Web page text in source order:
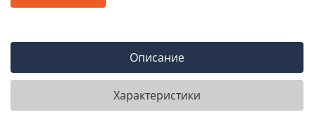
Описание
Характеристики